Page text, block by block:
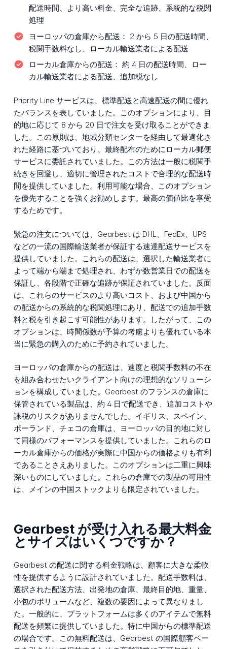
配送時間、より高い料金、完全な追跡、系統的な税関
処理
ヨーロッパの倉庫から配送： 2 から 5 日の配送時間、
税関手数料なし、ローカル輸送業者による配送
ローカル倉庫からの配送： 約 4 日の配送時間、ロー
カル輸送業者による配送、追加税なし
Priority Line サービスは、標準配送と高速配送の間に優れ
たバランスを表していました。このオプションにより、目
的地に応じて 8 から 20 日で注文を受け取ることができま
した。この原則は、地域分類センターを経由して最適化さ
れた経路に基づいており、最終配布のためにローカル郵便
サービスに委託されていました。この方法は一般に税関手
続きを回避し、適切に管理されたコストで合理的な配送時
間を提供していました。利用可能な場合、このオプション
を優先することを強くお勧めします。最高の価値比を享受
するためです。
緊急の注文については、Gearbest は DHL、FedEx、UPS
などの一流の国際輸送業者が保証する速達配送サービスを
提供していました。これらの配送は、選択した輸送業者に
よって端から端まで処理され、わずか数営業日での配送を
保証し、各段階で正確な追跡が保証されていました。反面
は、これらのサービスのより高いコスト、および中国から
の配送からの系統的な税関処理にあり、配送での追加手数
料と税を引き起こす可能性があります。したがって、この
オプションは、時間係数が予算の考慮よりも優れている本
当に緊急の購入のために予約されていました。
ヨーロッパの倉庫からの配送は、速度と税関手数料の不在
を組み合わせたいクライアント向けの理想的なソリューシ
ョンを構成していました。Gearbest のフランスの倉庫に
保管されている製品は、約 4 日で配送でき、追加コストや
課税のリスクがありませんでした。イギリス、スペイン、
ポーランド、チェコの倉庫は、ヨーロッパの目的地に対し
て同様のパフォーマンスを提供していました。これらのロ
ーカル倉庫からの価格が実際に中国からの価格よりも有利
であることさえありました。このオプションは二重に興味
深いものにしていました。これらの倉庫での製品の可用性
は、メインの中国ストックよりも限定されていました。
Gearbest が受け入れる最大料金
とサイズはいくつですか？
Gearbest の配送に関する料金戦略は、顧客に大きな柔軟
性を提供するように設計されていました。配送手数料は、
選択された配送方法、出発地の倉庫、最終目的地、重量、
小包のボリュームなど、複数の要因によって異なりまし
た。一般的に、プラットフォームは多くのアイテムで無料
配送を頻繁に提供していました。特に中国からの標準配送
の場合です。この無料配送は、Gearbest の国際顧客ベー